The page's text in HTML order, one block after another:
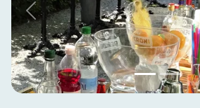
Previous